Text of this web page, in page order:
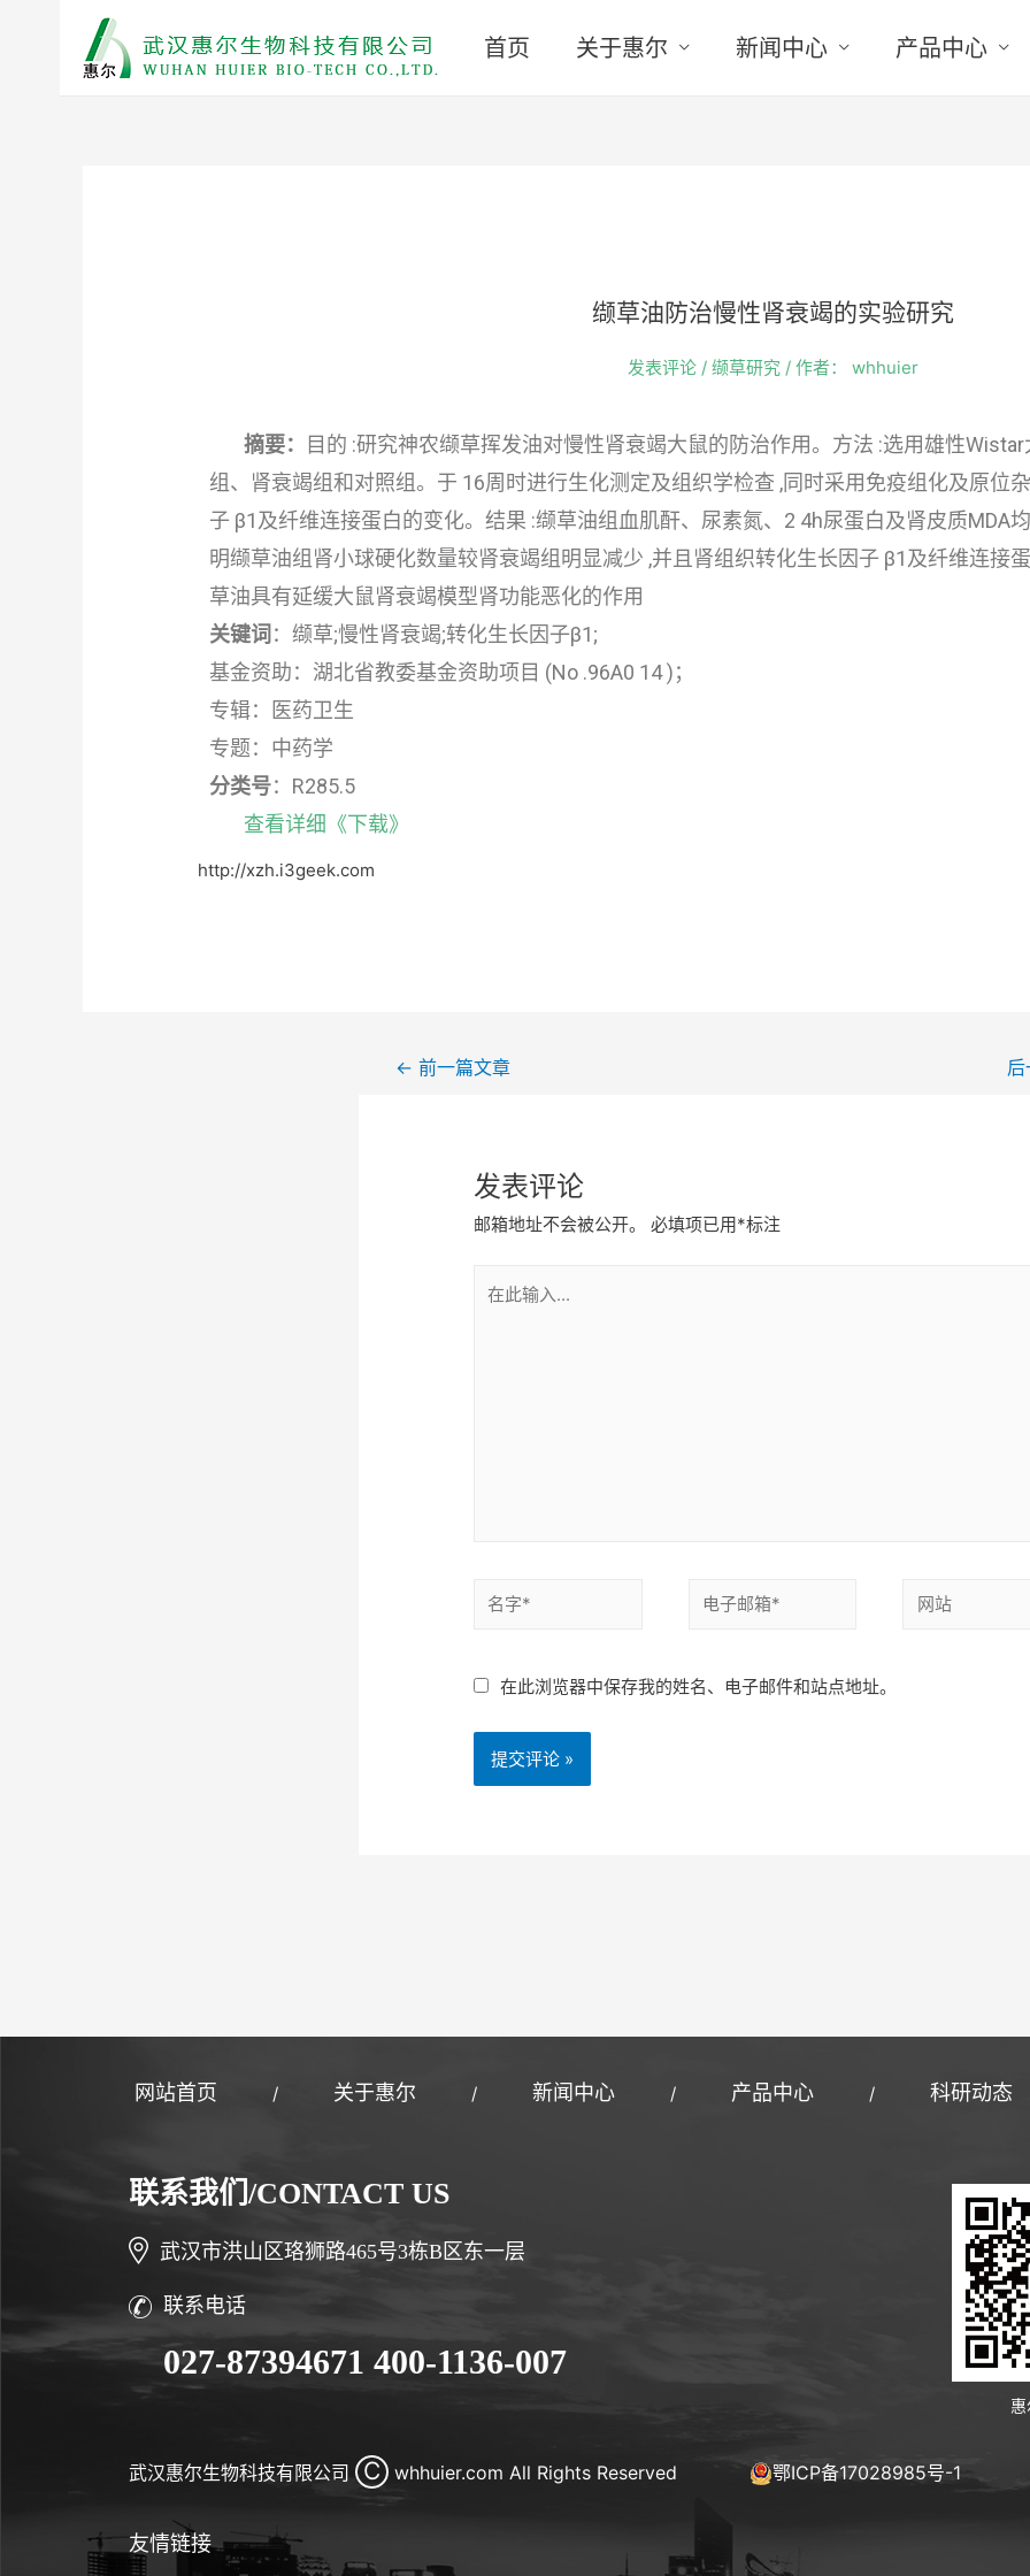
首页 关于惠尔 新闻中心 产品中心
缬草油防治慢性肾衰竭的实验研究
发表评论 / 缬草研究/ 作者： whhuier
摘要：
目的 :研究神农缬草挥发油对慢性肾衰竭大鼠的防治作用。方法 :选用雄性
组、肾衰竭组和对照组。于 16周时进行生化测定及组织学检查 ,同时采用免疫组化及原位
子 β1及纤维连接蛋白的变化。结果 :缬草油组血肌酐、尿素氮、2 4h尿蛋白及肾皮质MDA
明缬草油组肾小球硬化数量较肾衰竭组明显减少 ,并且肾组织转化生长因子 β1及纤维连接
草油具有延缓大鼠肾衰竭模型肾功能恶化的作用
关键词 ：缬草;慢性肾衰竭;转化生长因子β1;
基金资助：湖北省教委基金资助项目 (No .96A0 14 )；
专辑：医药卫生
专题：中药学
分类号：R285.5
查看详细《下载》
http://xzh.i3geek.com
← 前一篇文章 后
发表评论
邮箱地址不会被公开。 必填项已用*标注
在此浏览器中保存我的姓名、电子邮件和站点地址。
网站首页 / 关于惠尔 / 新闻中心 / 产品中心 / 科研动态
联系我们/CONTACT US
武汉市洪山区珞狮路465号3栋B区东一层
联系电话
027-87394671 400-1136-007
武汉惠尔生物科技有限公司 C whhuier.com All Rights Reserved 鄂ICP备17028985号-1
友情链接